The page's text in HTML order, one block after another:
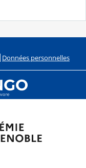
Données personnelles